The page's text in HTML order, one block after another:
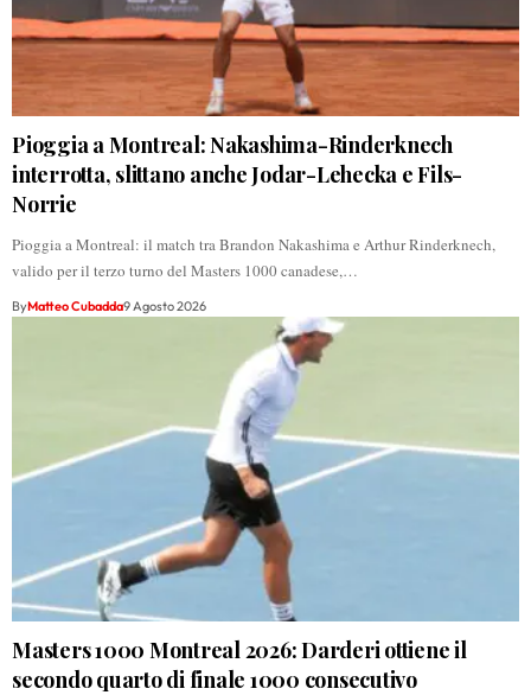
Pioggia a Montreal: Nakashima-Rinderknech
interrotta, slittano anche Jodar-Lehecka e Fils-
Norrie
Pioggia a Montreal: il match tra Brandon Nakashima e Arthur Rinderknech,
valido per il terzo turno del Masters 1000 canadese,…
ByMatteo Cubadda9 Agosto 2026
Masters 1000 Montreal 2026: Darderi ottiene il
secondo quarto di finale 1000 consecutivo